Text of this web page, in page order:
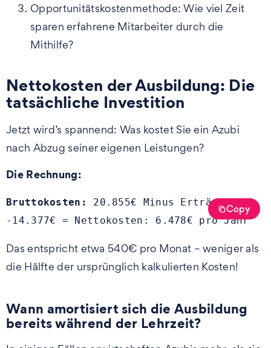
Opportunitätskostenmethode: Wie viel Zeit
sparen erfahrene Mitarbeiter durch die
Mithilfe?
Nettokosten der Ausbildung: Die
tatsächliche Investition
Jetzt wird’s spannend: Was kostet Sie ein Azubi
nach Abzug seiner eigenen Leistungen?
Die Rechnung:
Bruttokosten:
20.855€ Minus Erträge:
-14.377€ = Nettokosten: 6.478€ pro Jahr
Copy
Das entspricht etwa 540€ pro Monat – weniger als
die Hälfte der ursprünglich kalkulierten Kosten!
Wann amortisiert sich die Ausbildung
bereits während der Lehrzeit?